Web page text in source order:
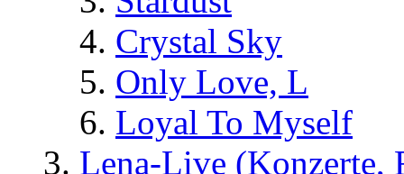
Crystal Sky
Only Love, L
Loyal To Myself
Lena-Live (Konzerte,